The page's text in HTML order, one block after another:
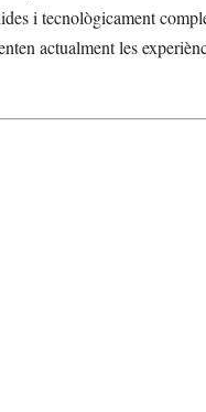
i tecnològicament
actualment les